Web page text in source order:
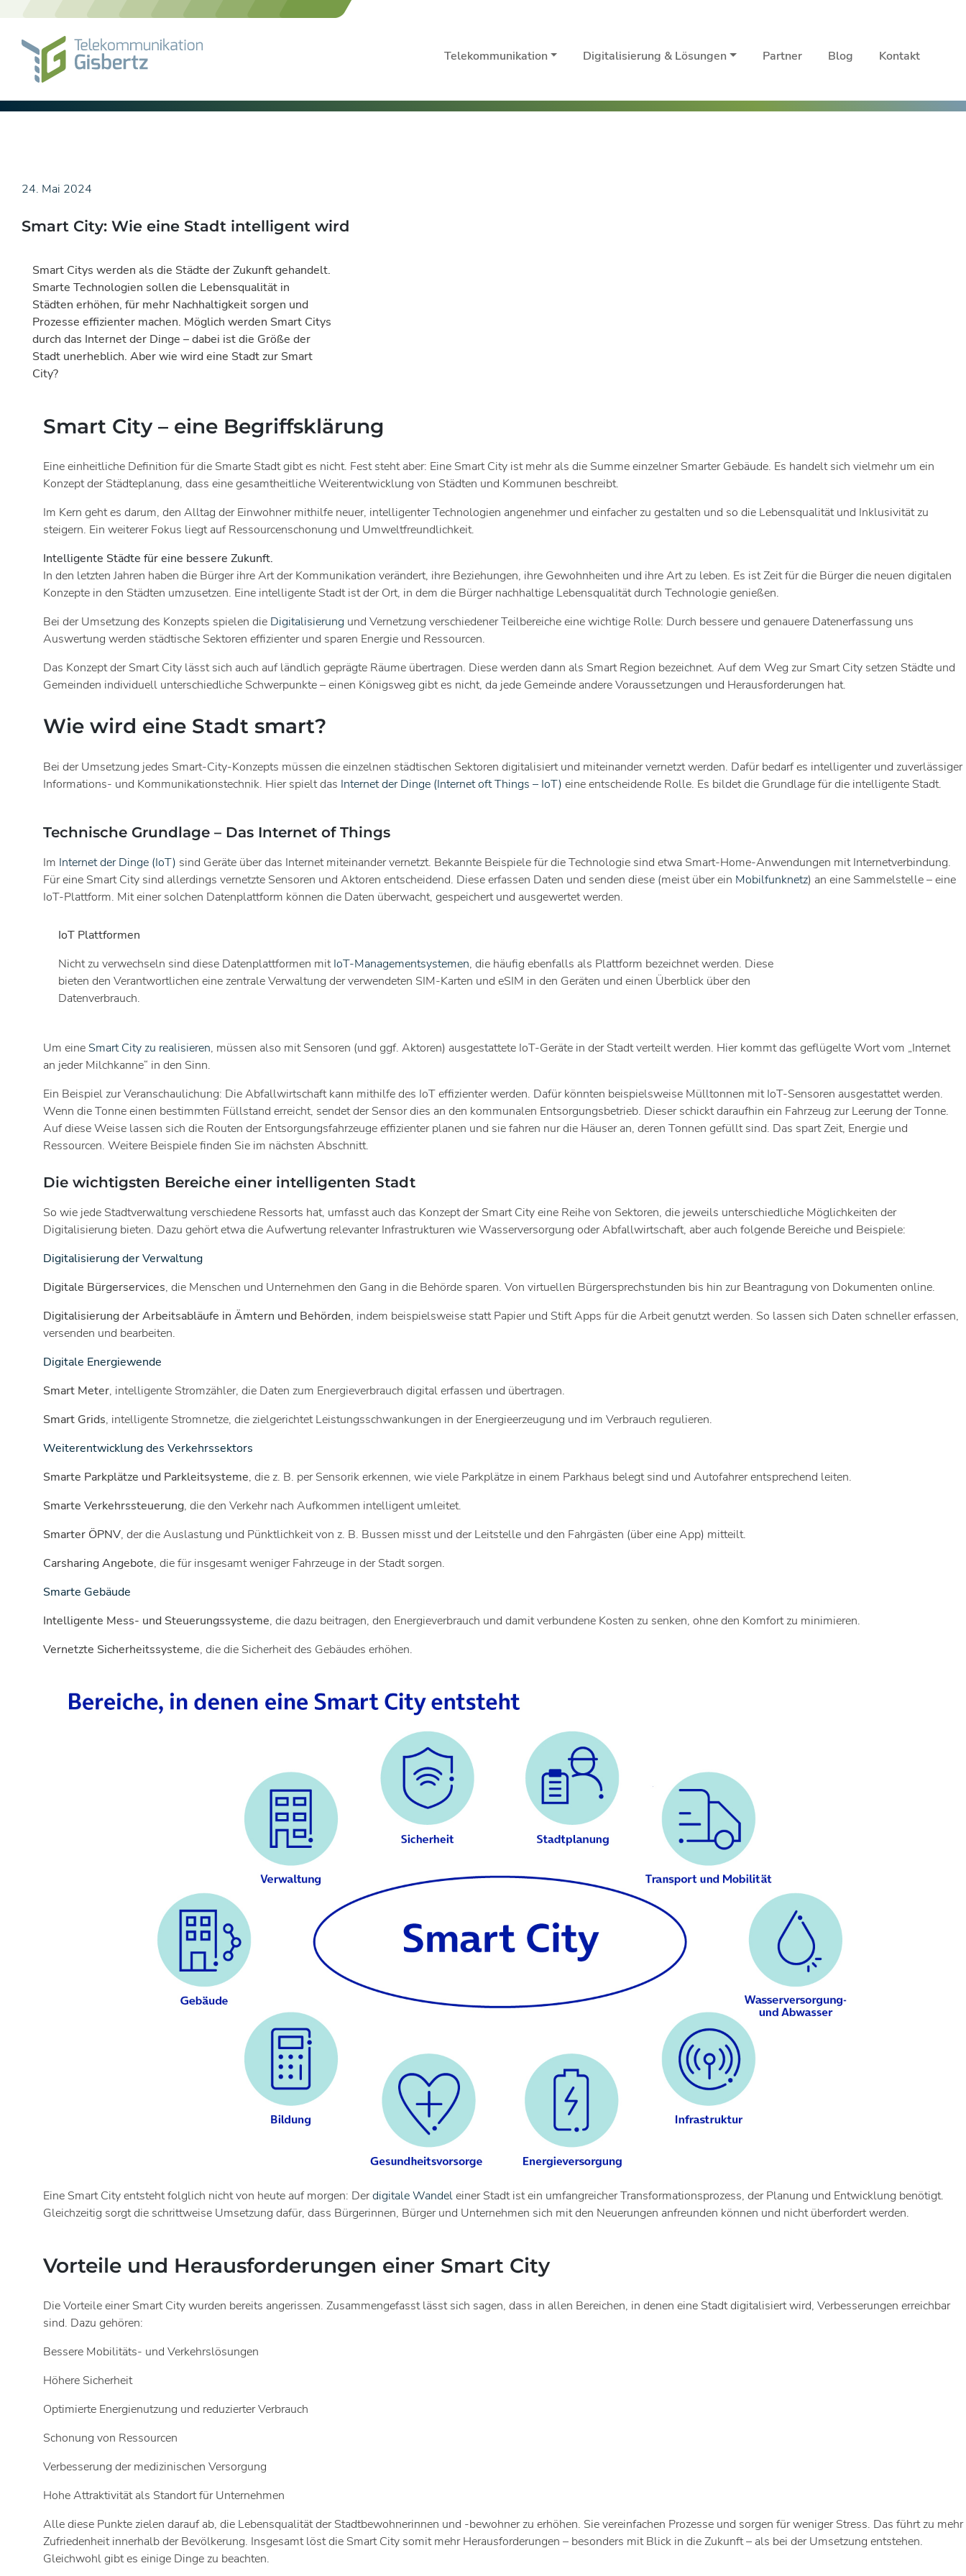
Skip
Telekommunikation Digitalisierung & Lösungen Partner Blog Kontakt
24. Mai 2024
Smart City: Wie eine Stadt intelligent wird
Smart Citys werden als die Städte der Zukunft gehandelt.
Smarte Technologien sollen die Lebensqualität in
Städten erhöhen, für mehr Nachhaltigkeit sorgen und
Prozesse effizienter machen. Möglich werden Smart Citys
durch das Internet der Dinge – dabei ist die Größe der
Stadt unerheblich. Aber wie wird eine Stadt zur Smart
City?
Smart City – eine Begriffsklärung
Eine einheitliche Definition für die Smarte Stadt gibt es nicht. Fest steht aber: Eine Smart City ist mehr als die Summe einzelner Smarter Gebäude. Es handelt sich vielmehr um ein
Konzept der Städteplanung, dass eine gesamtheitliche Weiterentwicklung von Städten und Kommunen beschreibt.
Im Kern geht es darum, den Alltag der Einwohner mithilfe neuer, intelligenter Technologien angenehmer und einfacher zu gestalten und so die Lebensqualität und Inklusivität zu
steigern. Ein weiterer Fokus liegt auf Ressourcenschonung und Umweltfreundlichkeit.
Intelligente Städte für eine bessere Zukunft.
In den letzten Jahren haben die Bürger ihre Art der Kommunikation verändert, ihre Beziehungen, ihre Gewohnheiten und ihre Art zu leben. Es ist Zeit für die Bürger die neuen digitalen
Konzepte in den Städten umzusetzen. Eine intelligente Stadt ist der Ort, in dem die Bürger nachhaltige Lebensqualität durch Technologie genießen.
Bei der Umsetzung des Konzepts spielen die Digitalisierung und Vernetzung verschiedener Teilbereiche eine wichtige Rolle: Durch bessere und genauere Datenerfassung uns
Auswertung werden städtische Sektoren effizienter und sparen Energie und Ressourcen.
Das Konzept der Smart City lässt sich auch auf ländlich geprägte Räume übertragen. Diese werden dann als Smart Region bezeichnet. Auf dem Weg zur Smart City setzen Städte und
Gemeinden individuell unterschiedliche Schwerpunkte – einen Königsweg gibt es nicht, da jede Gemeinde andere Voraussetzungen und Herausforderungen hat.
Wie wird eine Stadt smart?
Bei der Umsetzung jedes Smart-City-Konzepts müssen die einzelnen städtischen Sektoren digitalisiert und miteinander vernetzt werden. Dafür bedarf es intelligenter und zuverlässiger
Informations- und Kommunikationstechnik. Hier spielt das Internet der Dinge (Internet oft Things – IoT) eine entscheidende Rolle. Es bildet die Grundlage für die intelligente Stadt.
Technische Grundlage – Das Internet of Things
Im Internet der Dinge (IoT) sind Geräte über das Internet miteinander vernetzt. Bekannte Beispiele für die Technologie sind etwa Smart-Home-Anwendungen mit Internetverbindung.
Für eine Smart City sind allerdings vernetzte Sensoren und Aktoren entscheidend. Diese erfassen Daten und senden diese (meist über ein Mobilfunknetz) an eine Sammelstelle – eine
IoT-Plattform. Mit einer solchen Datenplattform können die Daten überwacht, gespeichert und ausgewertet werden.
IoT Plattformen
Nicht zu verwechseln sind diese Datenplattformen mitIoT-Managementsystemen, die häufig ebenfalls als Plattform bezeichnet werden. Diese
bieten den Verantwortlichen eine zentrale Verwaltung der verwendeten SIM-Karten und eSIM in den Geräten und einen Überblick über den
Datenverbrauch.
Um eine Smart City zu realisieren, müssen also mit Sensoren (und ggf. Aktoren) ausgestattete IoT-Geräte in der Stadt verteilt werden. Hier kommt das geflügelte Wort vom „Internet
an jeder Milchkanne“ in den Sinn.
Ein Beispiel zur Veranschaulichung: Die Abfallwirtschaft kann mithilfe des IoT effizienter werden. Dafür könnten beispielsweise Mülltonnen mit IoT-Sensoren ausgestattet werden.
Wenn die Tonne einen bestimmten Füllstand erreicht, sendet der Sensor dies an den kommunalen Entsorgungsbetrieb. Dieser schickt daraufhin ein Fahrzeug zur Leerung der Tonne.
Auf diese Weise lassen sich die Routen der Entsorgungsfahrzeuge effizienter planen und sie fahren nur die Häuser an, deren Tonnen gefüllt sind. Das spart Zeit, Energie und
Ressourcen. Weitere Beispiele finden Sie im nächsten Abschnitt.
Die wichtigsten Bereiche einer intelligenten Stadt
So wie jede Stadtverwaltung verschiedene Ressorts hat, umfasst auch das Konzept der Smart City eine Reihe von Sektoren, die jeweils unterschiedliche Möglichkeiten der
Digitalisierung bieten. Dazu gehört etwa die Aufwertung relevanter Infrastrukturen wie Wasserversorgung oder Abfallwirtschaft, aber auch folgende Bereiche und Beispiele:
Digitalisierung der Verwaltung
Digitale Bürgerservices, die Menschen und Unternehmen den Gang in die Behörde sparen. Von virtuellen Bürgersprechstunden bis hin zur Beantragung von Dokumenten online.
Digitalisierung der Arbeitsabläufe in Ämtern und Behörden, indem beispielsweise statt Papier und Stift Apps für die Arbeit genutzt werden. So lassen sich Daten schneller erfassen,
versenden und bearbeiten.
Digitale Energiewende
Smart Meter, intelligente Stromzähler, die Daten zum Energieverbrauch digital erfassen und übertragen.
Smart Grids, intelligente Stromnetze, die zielgerichtet Leistungsschwankungen in der Energieerzeugung und im Verbrauch regulieren.
Weiterentwicklung des Verkehrssektors
Smarte Parkplätze und Parkleitsysteme, die z. B. per Sensorik erkennen, wie viele Parkplätze in einem Parkhaus belegt sind und Autofahrer entsprechend leiten.
Smarte Verkehrssteuerung, die den Verkehr nach Aufkommen intelligent umleitet.
Smarter ÖPNV, der die Auslastung und Pünktlichkeit von z. B. Bussen misst und der Leitstelle und den Fahrgästen (über eine App) mitteilt.
Carsharing Angebote, die für insgesamt weniger Fahrzeuge in der Stadt sorgen.
Smarte Gebäude
Intelligente Mess- und Steuerungssysteme, die dazu beitragen, den Energieverbrauch und damit verbundene Kosten zu senken, ohne den Komfort zu minimieren.
Vernetzte Sicherheitssysteme, die die Sicherheit des Gebäudes erhöhen.
Eine Smart City entsteht folglich nicht von heute auf morgen: Derdigitale Wandeleiner Stadt ist ein umfangreicher Transformationsprozess, der Planung und Entwicklung benötigt.
Gleichzeitig sorgt die schrittweise Umsetzung dafür, dass Bürgerinnen, Bürger und Unternehmen sich mit den Neuerungen anfreunden können und nicht überfordert werden.
Vorteile und Herausforderungen einer Smart City
Die Vorteile einer Smart City wurden bereits angerissen. Zusammengefasst lässt sich sagen, dass in allen Bereichen, in denen eine Stadt digitalisiert wird, Verbesserungen erreichbar
sind. Dazu gehören:
Bessere Mobilitäts- und Verkehrslösungen
Höhere Sicherheit
Optimierte Energienutzung und reduzierter Verbrauch
Schonung von Ressourcen
Verbesserung der medizinischen Versorgung
Hohe Attraktivität als Standort für Unternehmen
Alle diese Punkte zielen darauf ab, die Lebensqualität der Stadtbewohnerinnen und -bewohner zu erhöhen. Sie vereinfachen Prozesse und sorgen für weniger Stress. Das führt zu mehr
Zufriedenheit innerhalb der Bevölkerung. Insgesamt löst die Smart City somit mehr Herausforderungen – besonders mit Blick in die Zukunft – als bei der Umsetzung entstehen.
Gleichwohl gibt es einige Dinge zu beachten.